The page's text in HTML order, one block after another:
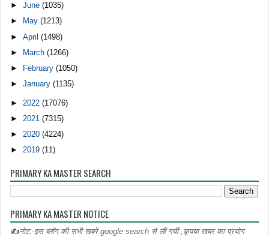
►June(1035)
►
May(1213)
►April(1498)
►
March(1266)
►
February(1050)
►January(1135)
► 2022(17076)
► 2021(7315)
► 2020(4224)
►2019(11)
PRIMARY KA MASTER SEARCH
PRIMARY KA MASTER NOTICE
✍नोट:-इस ब्लॉग की सभी खबरें google search से लीं गयीं ,कृपया खबर का प्रयोग